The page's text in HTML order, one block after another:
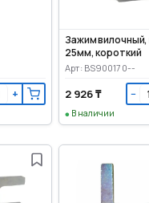
+
Зажим вилочный,
25мм, короткий
Арт: BS900170--
2 926 ₸ −
В наличии